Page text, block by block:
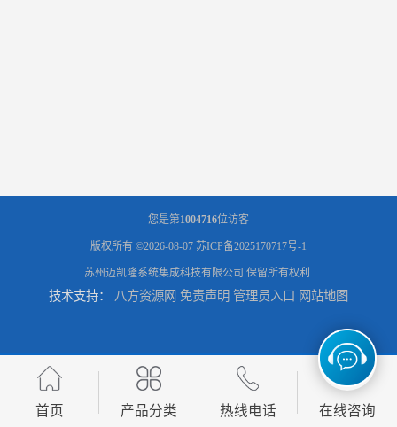
您是第1004716位访客
版权所有 ©2026-08-07 苏ICP备2025170717号-1
苏州迈凯隆系统集成科技有限公司 保留所有权利.
技术支持： 八方资源网 免责声明 管理员入口 网站地图
首页 产品分类 热线电话 在线咨询